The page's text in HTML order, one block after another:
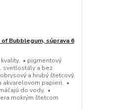
Bubblegum, súprava 6
• pigmentový
svetlostály a bez
a hrubý štetcový,
akvarelovom papieri, •
do vody, •
mokrým štetcom